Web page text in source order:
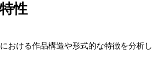
性
おける作品構造や形式的な特徴を分析し